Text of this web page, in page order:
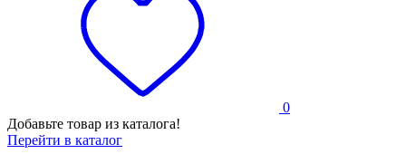
0
Добавьте товар из каталога!
Перейти в каталог